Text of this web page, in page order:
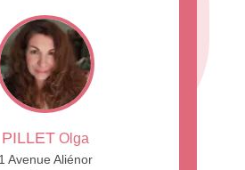
PILLET Olga
1 Avenue Aliénor